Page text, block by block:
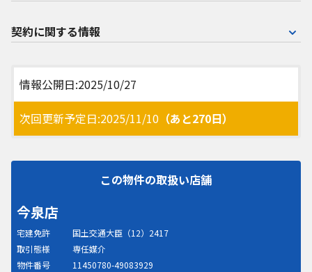
契約に関する情報
情報公開日:2025/10/27
次回更新予定日:2025/11/10 （あと270日）
この物件の取扱い店舗
今泉店
宅建免許
国土交通大臣（12）2417
取引態様
専任媒介
物件番号
11450780-49083929